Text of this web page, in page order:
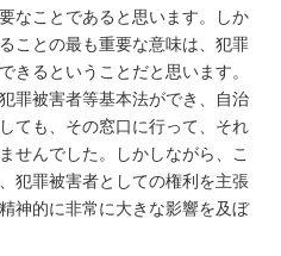
なことであると思います。しか
ことの最も重要な意味は、犯罪
きるということだと思います。
罪被害者等基本法ができ、自治
ても、その窓口に行って、それ
せんでした。しかしながら、こ
犯罪被害者としての権利を主張
神的に非常に大きな影響を及ぼ